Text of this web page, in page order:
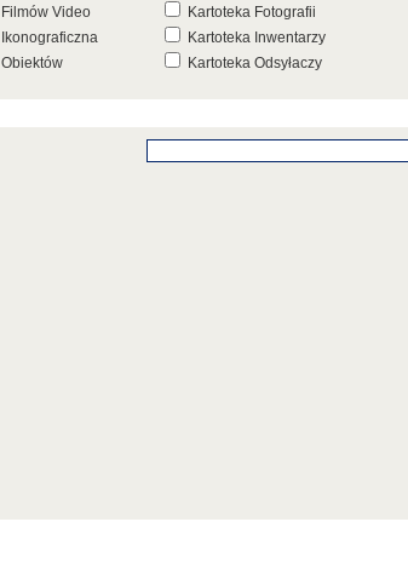
Video Kartoteka Fotografii
Kartoteka Inwentarzy
Kartoteka Odsyłaczy
Kartoteka Wydarzeń Inwentarza
Kartoteka Znaków, Stempli i Punc